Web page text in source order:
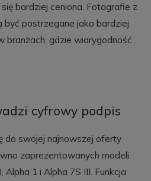
bardziej ceniona. Fotografie z
postrzegane jako bardziej
branżach, gdzie wiarygodność
cyfrowy podpis
do swojej najnowszej oferty
zaprezentowanych modeli
Alpha 1 i Alpha 7S III. Funkcja